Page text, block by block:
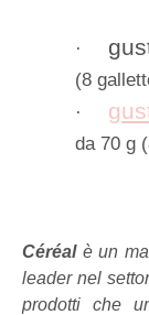
·
(8
·
da 70 g
Céréal è un
leader nel
prodotti che